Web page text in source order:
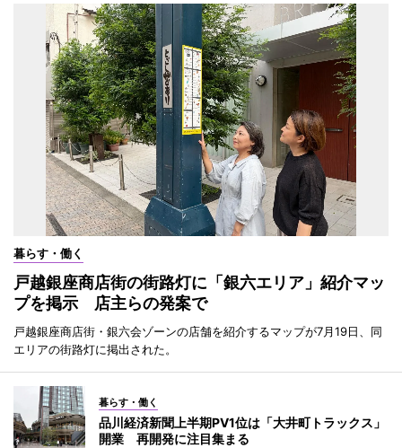
暮らす・働く
戸越銀座商店街の街路灯に「銀六エリア」紹介マッ
プを掲示 店主らの発案で
戸越銀座商店街・銀六会ゾーンの店舗を紹介するマップが7月19日、同
エリアの街路灯に掲出された。
暮らす・働く
品川経済新聞上半期PV1位は「大井町トラックス」
開業 再開発に注目集まる